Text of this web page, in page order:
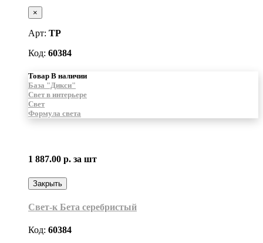
×
Арт: ТР
Код: 60384
Товар В наличии
База "Дикси"
Свет в интерьере
Свет
Формула света
1 887.00 р. за шт
Закрыть
Свет-к Бета серебристый
Код: 60384